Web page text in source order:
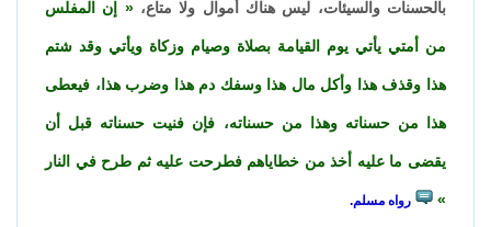
بالحسنات والسيئات، ليس هناك أموال ولا متاع، إن المفلس
من أمتي يأتي يوم القيامة بصلاة وصيام وزكاة ويأتي وقد شتم
هذا وقذف هذا وأكل مال هذا وسفك دم هذا وضرب هذا، فيعطى
هذا من حسناته وهذا من حسناته، فإن فنيت حسناته قبل أن
يقضى ما عليه أخذ من خطاياهم فطرحت عليه ثم طرح في النار
رواه مسلم.